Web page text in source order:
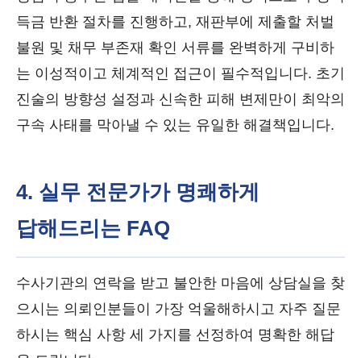
득금 반환 절차를 진행하고, 재판부에 제출할 처벌
불원 및 채무 부존재 확인 서류를 완벽하게 구비하
는 이성적이고 체계적인 접근이 필수적입니다. 초기
진술의 방향성 설정과 신속한 피해 변제만이 최악의
구속 사태를 막아낼 수 있는 유일한 해결책입니다.
4. 실무 전문가가 명쾌하게
답해드리는 FAQ
수사기관의 연락을 받고 불안한 마음에 상담실을 찾
으시는 의뢰인분들이 가장 억울해하시고 자주 질문
하시는 핵심 사항 세 가지를 선정하여 명확한 해답